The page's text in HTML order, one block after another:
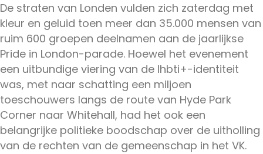
De straten van Londen vulden zich zaterdag met
kleur en geluid toen meer dan 35.000 mensen van
ruim 600 groepen deelnamen aan de jaarlijkse
Pride in London-parade. Hoewel het evenement
een uitbundige viering van de lhbti+-identiteit
was, met naar schatting een miljoen
toeschouwers langs de route van Hyde Park
Corner naar Whitehall, had het ook een
belangrijke politieke boodschap over de uitholling
van de rechten van de gemeenschap in het VK.